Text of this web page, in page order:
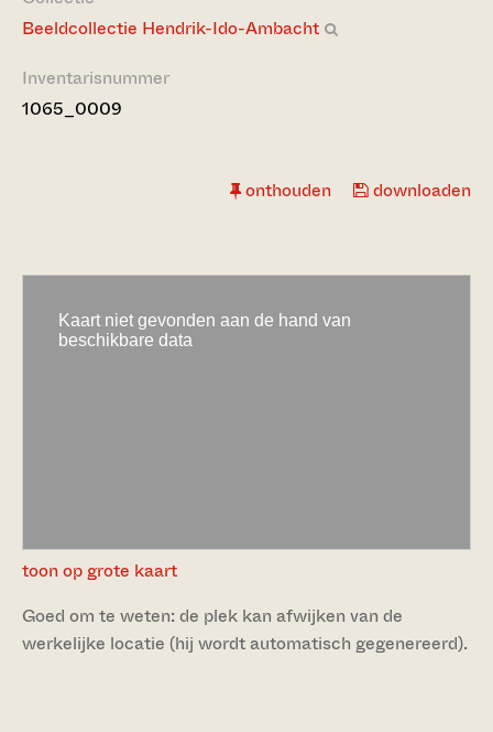
Beeldcollectie Hendrik-Ido-Ambacht
Inventarisnummer
1065_0009
onthouden downloaden
toon op grote kaart
Goed om te weten: de plek kan afwijken van de
werkelijke locatie (hij wordt automatisch gegenereerd).